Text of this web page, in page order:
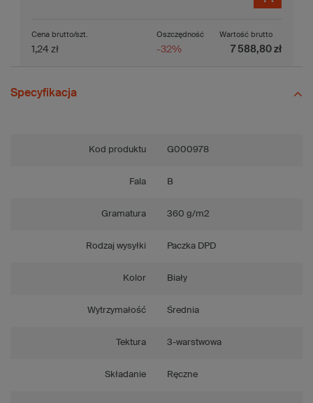
Oszczędność
-32%
Cena brutto/szt.
1,24 zł
Wartość brutto
7 588,80 zł
Specyfikacja
Kod produktu G000978
Fala B
Gramatura 360 g/m2
Rodzaj wysyłki Paczka DPD
Kolor Biały
Wytrzymałość Średnia
Tektura 3-warstwowa
Składanie Ręczne